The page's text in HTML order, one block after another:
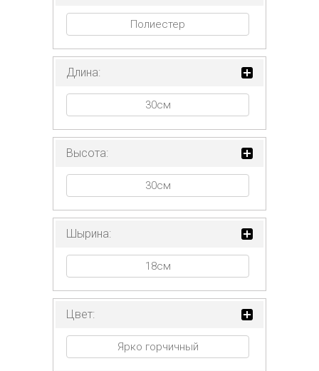
Полиестер
Длина:
30см
Высота:
30см
Шырина:
18см
Цвет:
Ярко горчичный